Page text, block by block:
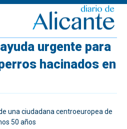
urgente para
hacinados en
una ciudadana centroeuropea de
50 años